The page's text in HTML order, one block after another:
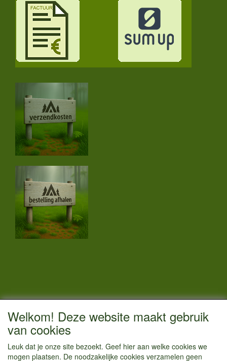
CONTACTGEGEVENS
Vestigingsadres:
Hoofdweg 36
Welkom! Deze website maakt gebruik
van cookies
Leuk dat je onze site bezoekt. Geef hier aan welke cookies we
mogen plaatsen. De noodzakelijke cookies verzamelen geen